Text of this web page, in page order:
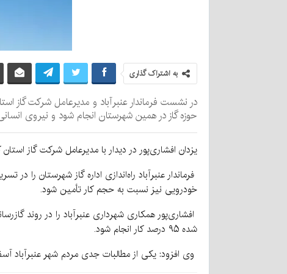
به اشتراک گذاری
در نشست فرماندار عنبرآباد و مدیرعامل شرکت گاز
حوزه گاز در همین شهرستان انجام شود و نیروی
یزدان افشاری‌پور در دیدار با مدیرعامل شرکت گاز
فرماندار عنبرآباد راه‌اندازی اداره گاز شهرستان
خودرویی نیز نسبت به حجم کار تأمین شود.
افشاری‌پور همکاری شهرداری عنبرآباد را در روند
شده ۹۵ درصد کار انجام شود.
وی افزود: یکی از مطالبات جدی مردم شهر عنبرآباد